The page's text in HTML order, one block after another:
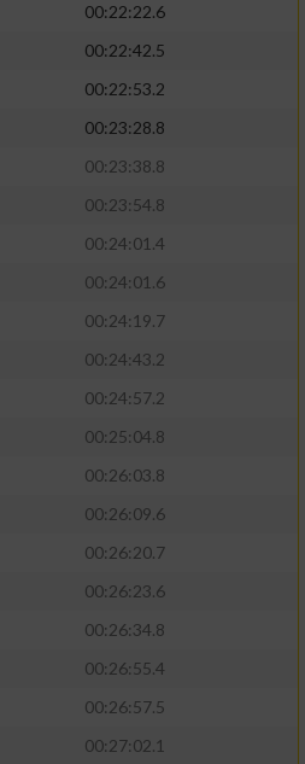
00:22:22.6
00:22:42.5
00:22:53.2
00:23:28.8
00:23:38.8
00:23:54.8
00:24:01.4
00:24:01.6
00:24:19.7
00:24:43.2
00:24:57.2
00:25:04.8
00:26:03.8
00:26:09.6
00:26:20.7
00:26:23.6
00:26:34.8
00:26:55.4
00:26:57.5
00:27:02.1